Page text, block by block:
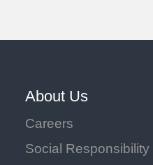
About Us
Careers
Social Responsibility